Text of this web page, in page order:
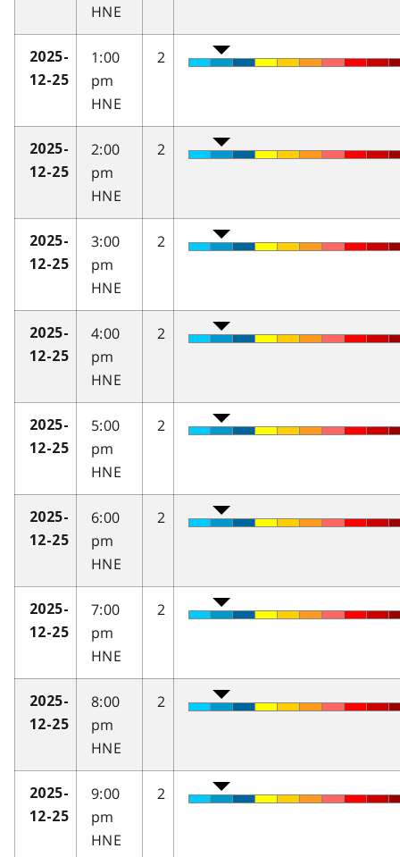
HNE
2025-
12-25
1:00
pm
HNE
2
2025-
12-25
2:00
pm
HNE
2
2025-
12-25
3:00
pm
HNE
2
2025-
12-25
4:00
pm
HNE
2
2025-
12-25
5:00
pm
HNE
2
2025-
12-25
6:00
pm
HNE
2
2025-
12-25
7:00
pm
HNE
2
2025-
12-25
8:00
pm
HNE
2
2025-
12-25
9:00
pm
HNE
2